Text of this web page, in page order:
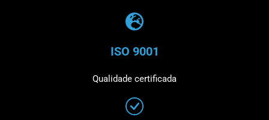
ISO 9001
Qualidade certificada